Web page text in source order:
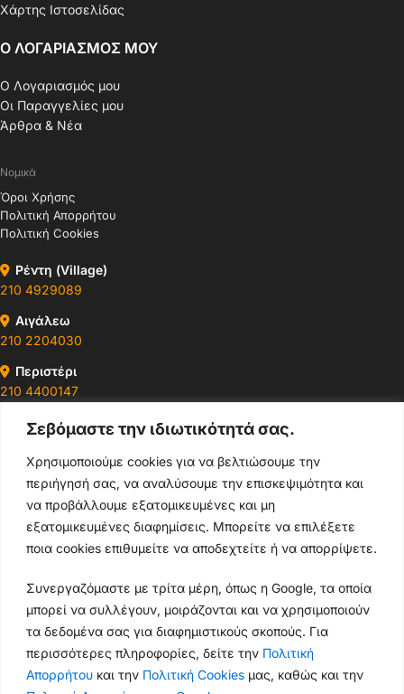
Σεβόμαστε την ιδιωτικότητά σας.
Χρησιμοποιούμε cookies για να βελτιώσουμε την
περιήγησή σας, να αναλύσουμε την επισκεψιμότητα και
να προβάλλουμε εξατομικευμένες και μη
εξατομικευμένες διαφημίσεις. Μπορείτε να επιλέξετε
ποια cookies επιθυμείτε να αποδεχτείτε ή να απορρίψετε.
Συνεργαζόμαστε με τρίτα μέρη, όπως η Google, τα οποία
μπορεί να συλλέγουν, μοιράζονται και να χρησιμοποιούν
τα δεδομένα σας για διαφημιστικούς σκοπούς. Για
περισσότερες πληροφορίες, δείτε την Πολιτική
Απορρήτου και την Πολιτική Cookies μας, καθώς και την
Χάρτης Ιστοσελίδας
Ο ΛΟΓΑΡΙΑΣΜΟΣ ΜΟΥ
Ο Λογαριασμός μου
Οι Παραγγελίες μου
Άρθρα & Νέα
Νομικά
Όροι Χρήσης
Πολιτική Απορρήτου
Πολιτική Cookies
Ρέντη (Village)
210 4929089
Αιγάλεω
210 2204030
Περιστέρι
210 4400147
Ωράρια & Διευθύνσεις →
210 4929089
Κεντρικό τηλέφωνο
info@thikishop.gr
Δευ - Σάβ: 10:00 - 21:00
ΔΩΡΕΑΝ ΑΠΟΣΤΟΛΗ
για παραγγελίες άνω των 35€